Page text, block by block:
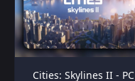
Cities: Skylines II - PC